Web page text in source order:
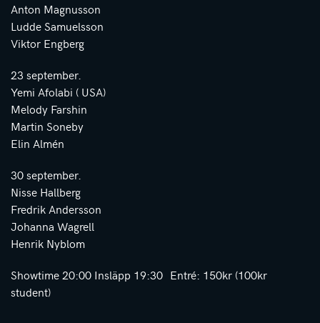
Anton Magnusson
Ludde Samuelsson
Viktor Engberg
23 september.
Yemi Afolabi ( USA)
Melody Farshin
Martin Soneby
Elin Almén
30 september.
Nisse Hallberg
Fredrik Andersson
Johanna Wagrell
Henrik Nyblom
Showtime 20:00 Insläpp 19:30 Entré: 150kr (100kr
student)